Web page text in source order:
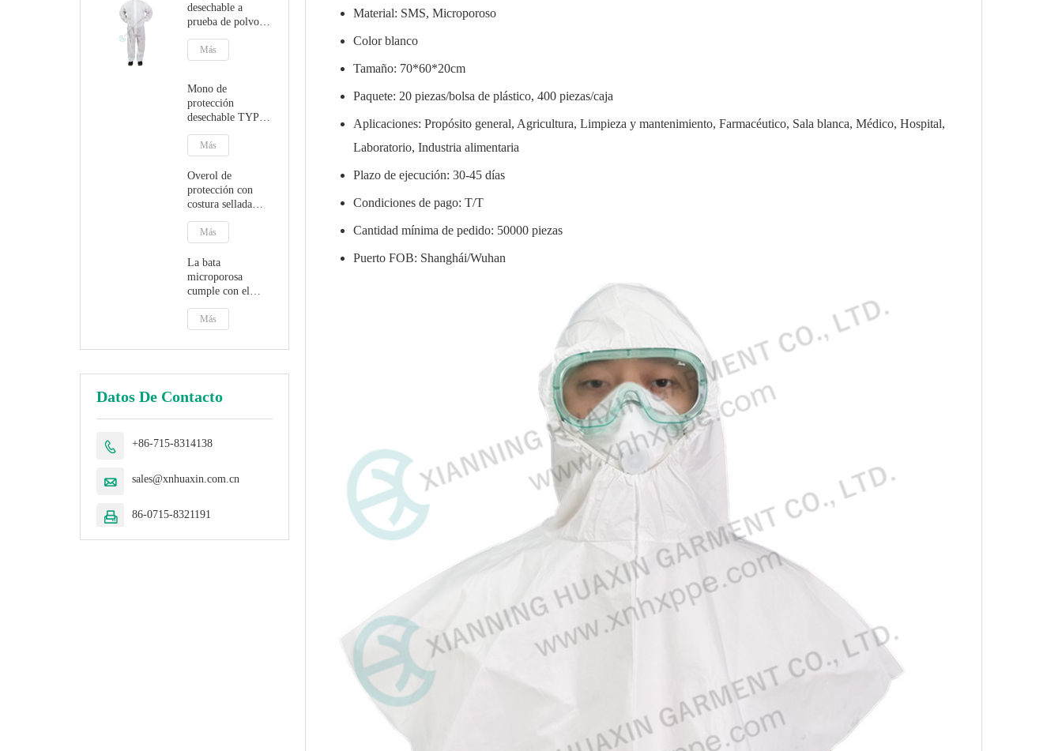
desechable a
prueba de polvo
con capucha
Más
Mono de
protección
desechable TYPE5
capucha
Más
Overol de
protección con
costura sellada
TYPE4B/5B/6B
Más
La bata
microporosa
cumple con el
Dispositivos
Médicos MDR
(UE) 2017/745
Más
Datos De Contacto
 +86-715-8314138
 sales@xnhuaxin.com.cn
 86-0715-8321191
Material: SMS, Microporoso
Color blanco
Tamaño: 70*60*20cm
Paquete: 20 piezas/bolsa de plástico, 400 piezas/caja
Aplicaciones: Propósito general, Agricultura, Limpieza y mantenimiento, Farmacéutico, Sala blanca, Médico, Hospital,
Laboratorio, Industria alimentaria
Plazo de ejecución: 30-45 días
Condiciones de pago: T/T
Cantidad mínima de pedido: 50000 piezas
Puerto FOB: Shanghái/Wuhan